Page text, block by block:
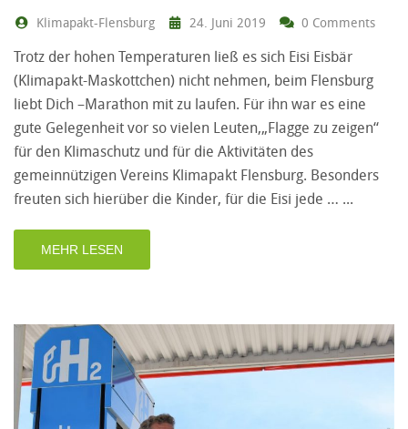
Klimapakt-Flensburg 24. Juni 2019 0 Comments
Trotz der hohen Temperaturen ließ es sich Eisi Eisbär
(Klimapakt-Maskottchen) nicht nehmen, beim Flensburg
liebt Dich –Marathon mit zu laufen. Für ihn war es eine
gute Gelegenheit vor so vielen Leuten,„Flagge zu zeigen“
für den Klimaschutz und für die Aktivitäten des
gemeinnützigen Vereins Klimapakt Flensburg. Besonders
freuten sich hierüber die Kinder, für die Eisi jede …
MEHR LESEN